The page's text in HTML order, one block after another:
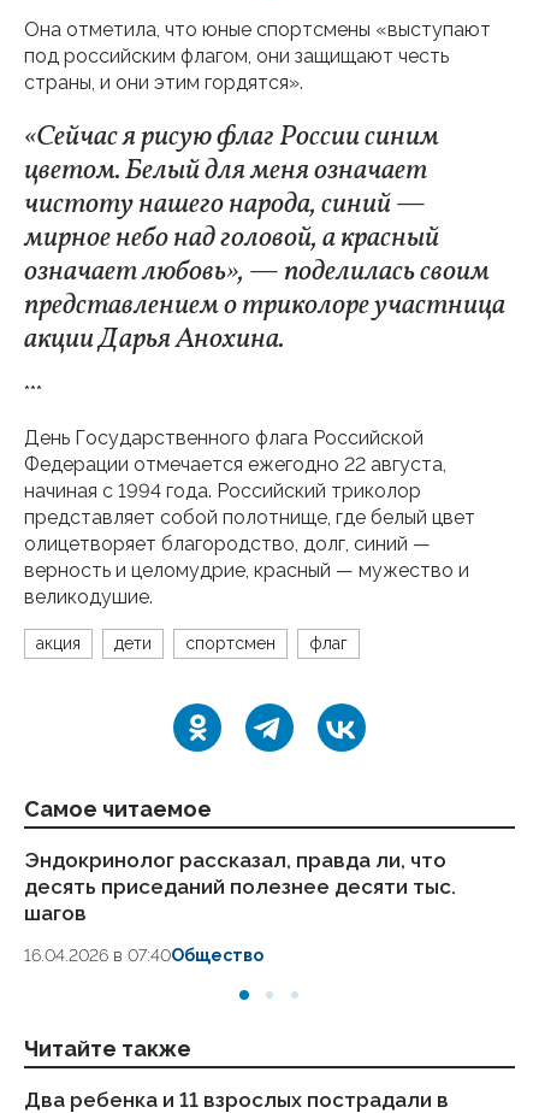
Она отметила, что юные спортсмены «выступают
под российским флагом, они защищают честь
страны, и они этим гордятся».
«Сейчас я рисую флаг России синим
цветом. Белый для меня означает
чистоту нашего народа, синий —
мирное небо над головой, а красный
означает любовь», — поделилась своим
представлением о триколоре участница
акции Дарья Анохина.
***
День Государственного флага Российской
Федерации отмечается ежегодно 22 августа,
начиная с 1994 года. Российский триколор
представляет собой полотнище, где белый цвет
олицетворяет благородство, долг, синий —
верность и целомудрие, красный — мужество и
великодушие.
акция дети спортсмен флаг
Самое читаемое
Эндокринолог рассказал, правда ли, что
десять приседаний полезнее десяти тыс.
шагов
16.04.2026 в 07:40Общество
Читайте также
Два ребенка и 11 взрослых пострадали в